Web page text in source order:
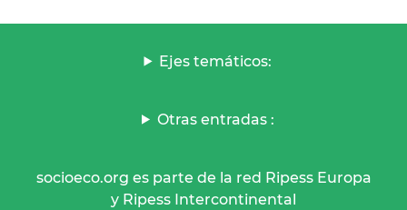
Ejes temáticos:
Otras entradas :
socioeco.org es parte de la red Ripess Europa
y Ripess Intercontinental